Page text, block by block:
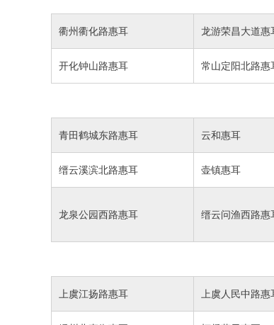
衢州衢化路惠耳 龙游荣昌大道惠
开化钟山路惠耳 常山定阳北路惠
青田鹤城东路惠耳 云和惠耳
缙云溪滨北路惠耳 壶镇惠耳
龙泉公园西路惠耳 缙云问渔西路惠
上虞江扬路惠耳 上虞人民中路惠